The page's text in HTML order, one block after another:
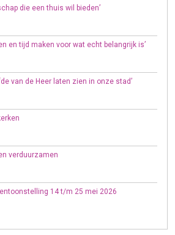
die een thuis wil bieden’
en tijd maken voor wat echt belangrijk is’
van de Heer laten zien in onze stad’
verduurzamen
14 t/m 25 mei 2026